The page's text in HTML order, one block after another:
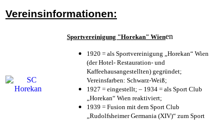
Vereinsinformationen:
Sportvereinigung "Horekan" Wienen
1920 = als Sportvereinigung „Horekan“ Wien
(der Hotel- Restauration- und
Kaffeehausangestellten) gegründet;
Vereinsfarben: Schwarz-Weiß;
1927 = eingestellt; – 1934 = als Sport Club
„Horekan“ Wien reaktiviert;
1939 = Fusion mit dem Sport Club
„Rudolfsheimer Germania (XIV)“ zum Sport